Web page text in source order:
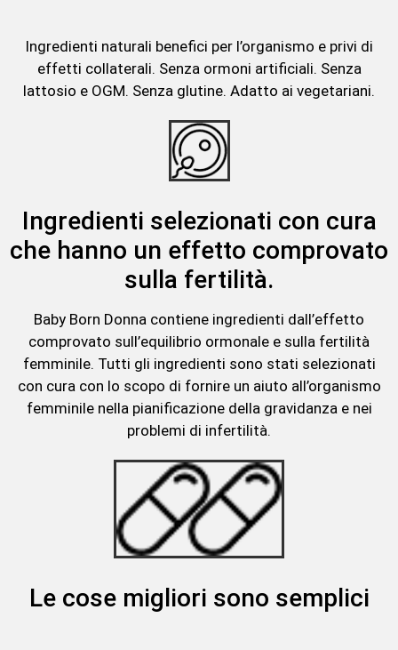
Ingredienti naturali benefici per l’organismo e privi di
effetti collaterali. Senza ormoni artificiali. Senza
lattosio e OGM. Senza glutine. Adatto ai vegetariani.
Ingredienti selezionati con cura
che hanno un effetto comprovato
sulla fertilità.
Baby Born Donna contiene ingredienti dall’effetto
comprovato sull’equilibrio ormonale e sulla fertilità
femminile. Tutti gli ingredienti sono stati selezionati
con cura con lo scopo di fornire un aiuto all’organismo
femminile nella pianificazione della gravidanza e nei
problemi di infertilità.
Le cose migliori sono semplici